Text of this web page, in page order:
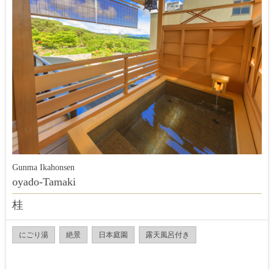
Gunma Ikahonsen
oyado-Tamaki
桂
にごり湯 絶景 日本庭園 露天風呂付き